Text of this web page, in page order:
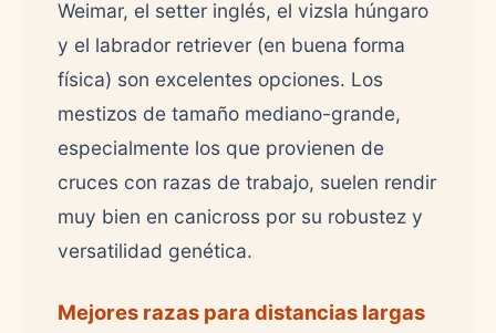
Weimar, el setter inglés, el vizsla húngaro
y el labrador retriever (en buena forma
física) son excelentes opciones. Los
mestizos de tamaño mediano-grande,
especialmente los que provienen de
cruces con razas de trabajo, suelen rendir
muy bien en canicross por su robustez y
versatilidad genética.
Mejores razas para distancias largas